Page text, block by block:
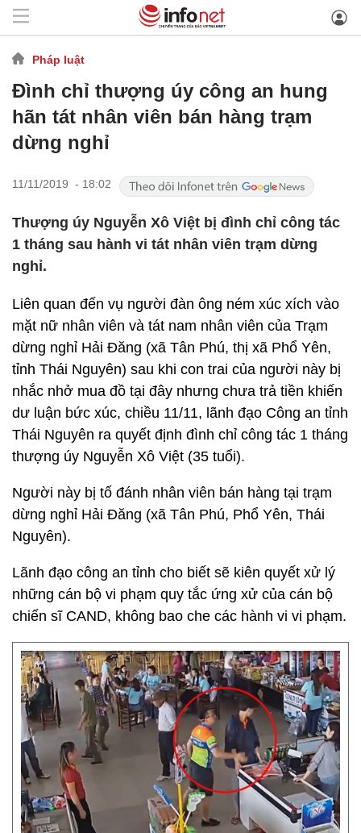
Pháp luật
Đình chỉ thượng úy công an hung
hãn tát nhân viên bán hàng trạm
dừng nghỉ
11/11/2019 - 18:02
Thượng úy Nguyễn Xô Việt bị đình chỉ công tác
1 tháng sau hành vi tát nhân viên trạm dừng
nghỉ.
Liên quan đến vụ người đàn ông ném xúc xích vào
mặt nữ nhân viên và tát nam nhân viên của Trạm
dừng nghỉ Hải Đăng (xã Tân Phú, thị xã Phổ Yên,
tỉnh Thái Nguyên) sau khi con trai của người này bị
nhắc nhở mua đồ tại đây nhưng chưa trả tiền khiến
dư luận bức xúc, chiều 11/11, lãnh đạo Công an tỉnh
Thái Nguyên ra quyết định đình chỉ công tác 1 tháng
thượng úy Nguyễn Xô Việt (35 tuổi).
Người này bị tố đánh nhân viên bán hàng tại trạm
dừng nghỉ Hải Đăng (xã Tân Phú, Phổ Yên, Thái
Nguyên).
Lãnh đạo công an tỉnh cho biết sẽ kiên quyết xử lý
những cán bộ vi phạm quy tắc ứng xử của cán bộ
chiến sĩ CAND, không bao che các hành vi vi phạm.